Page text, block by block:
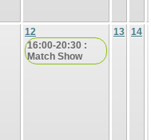
12
16:00-20:30 :
Match Show
13 14